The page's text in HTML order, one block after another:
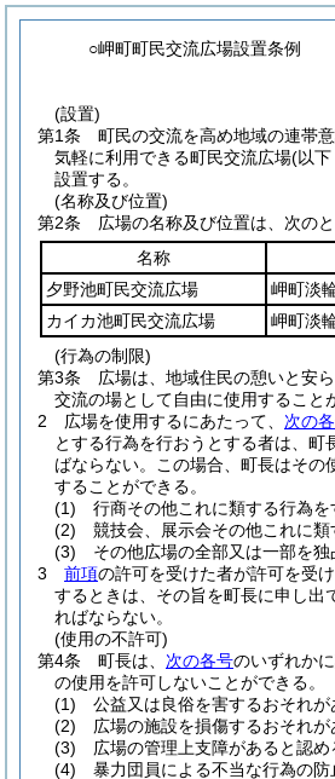
○岬町町民交流広場設置条例
(設置)
第1条
町民の交流を高め地域の連帯
気軽に利用できる町民交流広場(以下
設置する。
(名称及び位置)
第2条
広場の名称及び位置は、次のと
名称
夕野池町民交流広場
岬町淡
カイカ池町民交流広場
岬町淡
(行為の制限)
第3条
広場は、地域住民の憩いと安
交流の場として自由に使用すること
2
広場を使用するにあたって、 次の
とする行為を行おうとする者は、町
ばならない。
この場合、町長はその
することができる。
(1)
行商その他これに類する行為を
(2)
競技会、展示会その他これに類
(3)
その他広場の全部又は一部を独
3
前項の許可を受けた者が許可を受
するときは、その旨を町長に申し出
ればならない。
(使用の不許可)
第4条
町長は、 次の各号のいずれか
の使用を許可しないことができる。
(1)
公益又は良俗を害するおそれが
(2)
広場の施設を損傷するおそれが
(3)
広場の管理上支障があると認め
(4)
暴力団員による不当な行為の